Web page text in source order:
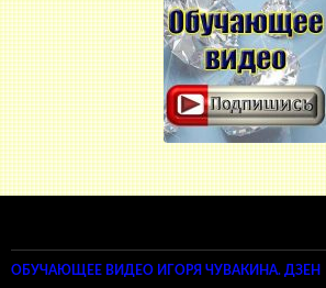
ОБУЧАЮЩЕЕ ВИДЕО ИГОРЯ ЧУВАКИНА. ДЗЕН